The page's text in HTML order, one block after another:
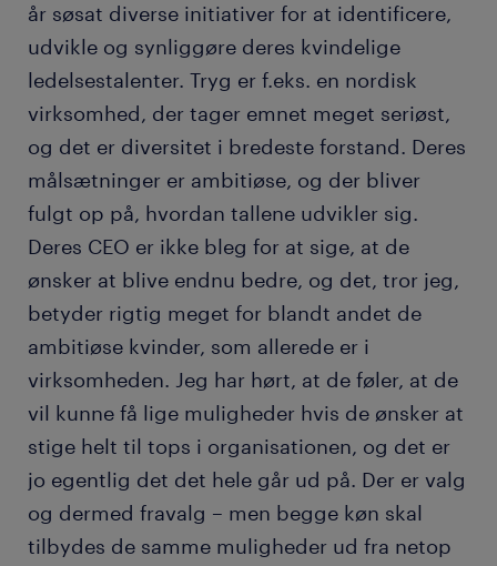
år søsat diverse initiativer for at identificere,
udvikle og synliggøre deres kvindelige
ledelsestalenter. Tryg er f.eks. en nordisk
virksomhed, der tager emnet meget seriøst,
og det er diversitet i bredeste forstand. Deres
målsætninger er ambitiøse, og der bliver
fulgt op på, hvordan tallene udvikler sig.
Deres CEO er ikke bleg for at sige, at de
ønsker at blive endnu bedre, og det, tror jeg,
betyder rigtig meget for blandt andet de
ambitiøse kvinder, som allerede er i
virksomheden. Jeg har hørt, at de føler, at de
vil kunne få lige muligheder hvis de ønsker at
stige helt til tops i organisationen, og det er
jo egentlig det det hele går ud på. Der er valg
og dermed fravalg – men begge køn skal
tilbydes de samme muligheder ud fra netop